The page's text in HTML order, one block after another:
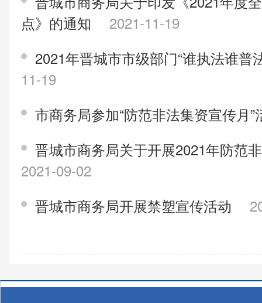
点》的通知
2021-11-19
2021年晋城市市级部门“谁执法谁普
11-19
市商务局参加“防范非法集资宣传月
晋城市商务局关于开展2021年防范
2021-09-02
晋城市商务局开展禁塑宣传活动